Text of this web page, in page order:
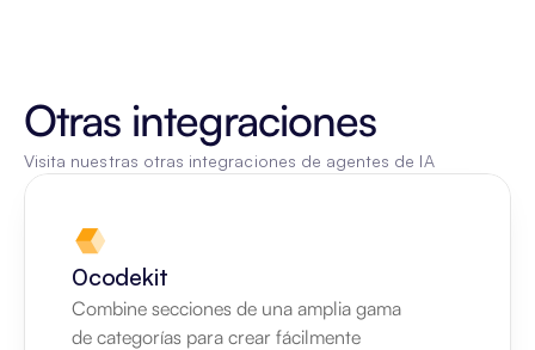
Otras integraciones
Visita nuestras otras integraciones de agentes de IA
0codekit
Combine secciones de una amplia gama
de categorías para crear fácilmente